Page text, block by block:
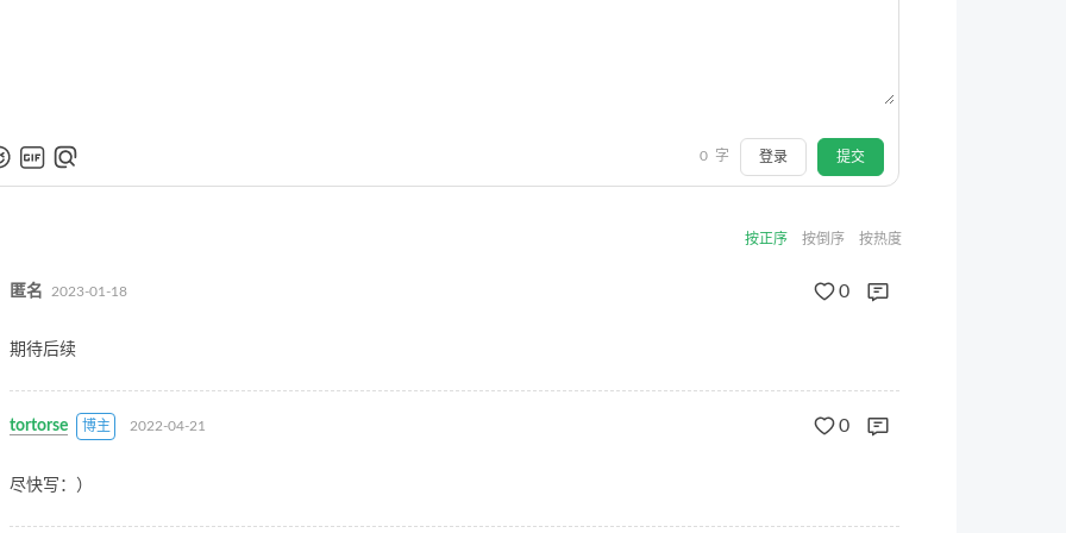
0 字 登录 提交
按正序 按倒序 按热度
匿名 2023-01-18 0
期待后续
tortorse 博主 2022-04-21 0
尽快写：）